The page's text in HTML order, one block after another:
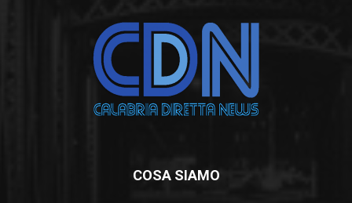
COSA SIAMO